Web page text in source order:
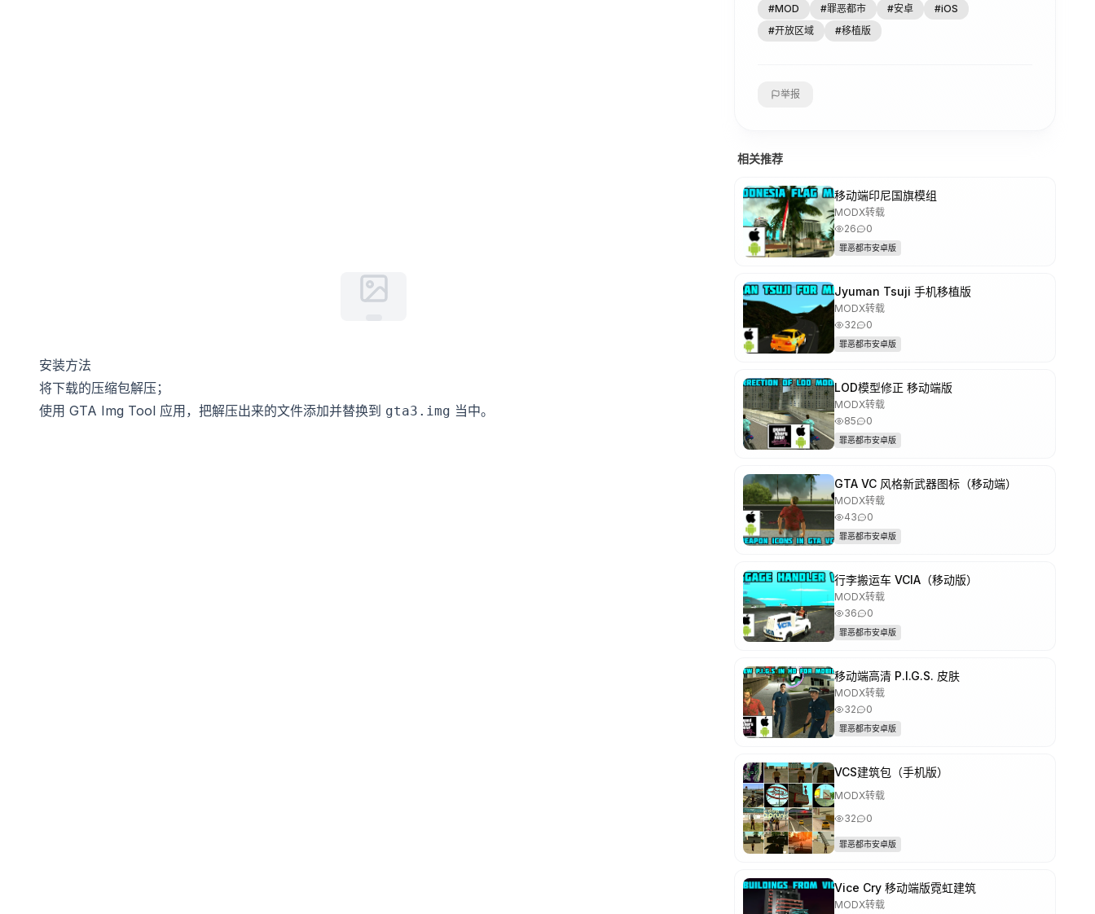
安装方法
将下载的压缩包解压；
使用 GTA Img Tool 应用，把解压出来的文件添加并替换到 gta3.img 当中。
#MOD #罪恶都市 #安卓 #iOS
#开放区域 #移植版
举报
相关推荐
移动端印尼国旗模组
MODX转载
26
0
罪恶都市安卓版
Jyuman Tsuji 手机移植版
MODX转载
32
0
罪恶都市安卓版
LOD模型修正 移动端版
MODX转载
85
0
罪恶都市安卓版
GTA VC 风格新武器图标（移动端）
MODX转载
43
0
罪恶都市安卓版
行李搬运车 VCIA（移动版）
MODX转载
36
0
罪恶都市安卓版
移动端高清 P.I.G.S. 皮肤
MODX转载
32
0
罪恶都市安卓版
VCS建筑包（手机版）
MODX转载
32
0
罪恶都市安卓版
Vice Cry 移动端版霓虹建筑
MODX转载